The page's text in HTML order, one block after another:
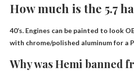
How much is the 5.7
40’s. Engines can be painted to look
with chrome/polished aluminum for a
Why was Hemi banned